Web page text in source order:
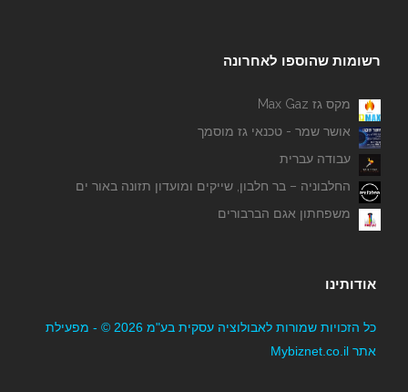
רשומות שהוספו לאחרונה
מקס גז Max Gaz
אושר שמר - טכנאי גז מוסמך
עבודה עברית
החלבוניה – בר חלבון, שייקים ומועדון תזונה באור ים
משפחתון אגם הברבורים
אודותינו
כל הזכויות שמורות לאבולוציה עסקית בע"מ 2026 © - מפעילת
אתר Mybiznet.co.il